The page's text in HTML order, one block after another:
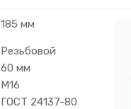
185 мм
Резьбовой
60 мм
М16
ГОСТ 24137-80